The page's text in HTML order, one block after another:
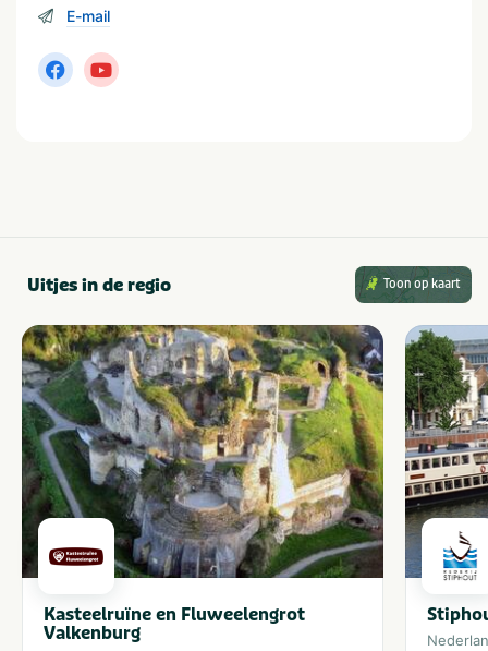
E-mail
Uitjes in de regio Toon op kaart
Kasteelruïne en Fluweelengrot
Valkenburg